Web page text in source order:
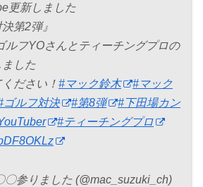
更新しました
第2弾』
ルフYOさんとティーチングプロの
した
ださい！ #マック鈴木
#マック
ゴルフ対決 #第8弾
#下田場カン
#ティーチングプロ
参りました (@mac_suzuki_ch)